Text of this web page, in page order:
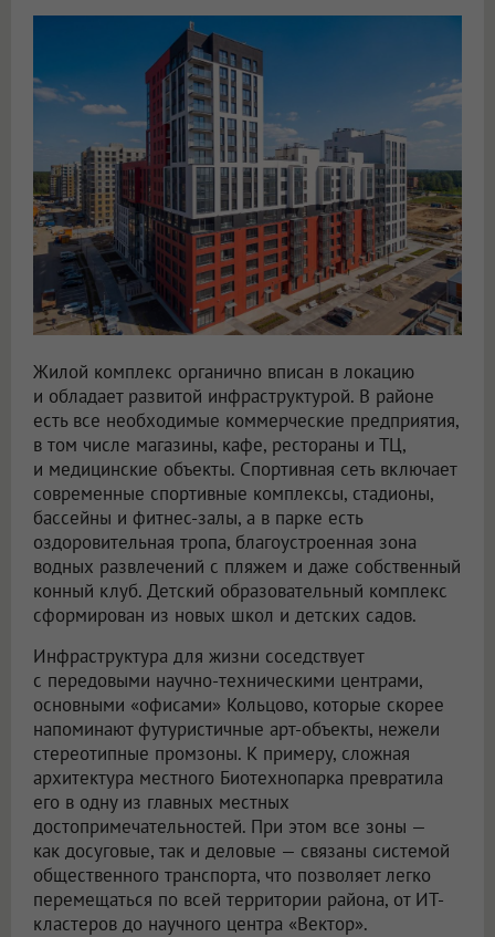
Жилой комплекс органично вписан в локацию
и обладает развитой инфраструктурой. В районе
есть все необходимые коммерческие предприятия,
в том числе магазины, кафе, рестораны и ТЦ,
и медицинские объекты. Спортивная сеть включает
современные спортивные комплексы, стадионы,
бассейны и фитнес-залы, а в парке есть
оздоровительная тропа, благоустроенная зона
водных развлечений с пляжем и даже собственный
конный клуб. Детский образовательный комплекс
сформирован из новых школ и детских садов.
Инфраструктура для жизни соседствует
с передовыми научно-техническими центрами,
основными «офисами» Кольцово, которые скорее
напоминают футуристичные арт-объекты, нежели
стереотипные промзоны. К примеру, сложная
архитектура местного Биотехнопарка превратила
его в одну из главных местных
достопримечательностей. При этом все зоны —
как досуговые, так и деловые — связаны системой
общественного транспорта, что позволяет легко
перемещаться по всей территории района, от ИТ-
кластеров до научного центра «Вектор».